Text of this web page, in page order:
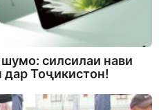
силсилаи нави
дар Тоҷикистон!